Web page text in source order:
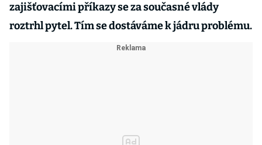
zajišťovacími příkazy se za současné vlády
roztrhl pytel. Tím se dostáváme k jádru problému.